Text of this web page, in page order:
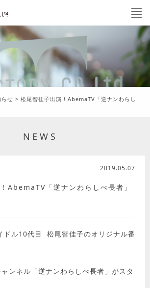
らせ > 松尾智佳子出演！AbemaTV「逆ナンわらし
NEWS
AbemaTV「逆ナンわらしべ長者」
2019.05.07
ドル10代目 松尾智佳子のオリジナル番
ンネル「逆ナンわらしべ長者」がスタ